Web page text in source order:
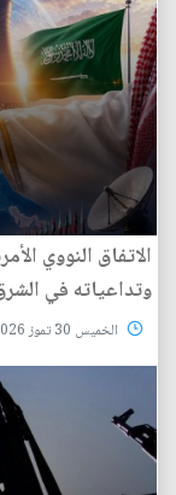
الاتفاق النووي
وتداعياته في
الخميس 30 تموز 2026